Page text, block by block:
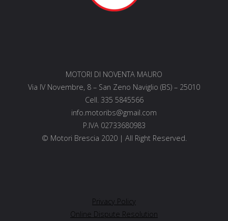
MOTORI DI NOVENTA MAURO
Via IV Novembre, 8 – San Zeno Naviglio (BS) – 25010
Cell. 335 5845566
info.motoribs@gmail.com
P.IVA 02733680983
© Motori Brescia 2020 | All Right Reserved.
Privacy Policy
Online Dispute Resolution